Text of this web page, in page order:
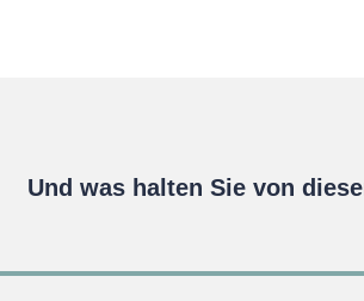
Und was halten Sie von